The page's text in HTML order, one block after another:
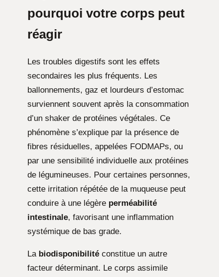
pourquoi votre corps peut
réagir
Les troubles digestifs sont les effets
secondaires les plus fréquents. Les
ballonnements, gaz et lourdeurs d’estomac
surviennent souvent après la consommation
d’un shaker de protéines végétales. Ce
phénomène s’explique par la présence de
fibres résiduelles, appelées FODMAPs, ou
par une sensibilité individuelle aux protéines
de légumineuses. Pour certaines personnes,
cette irritation répétée de la muqueuse peut
conduire à une légère perméabilité
intestinale, favorisant une inflammation
systémique de bas grade.
La biodisponibilité constitue un autre
facteur déterminant. Le corps assimile